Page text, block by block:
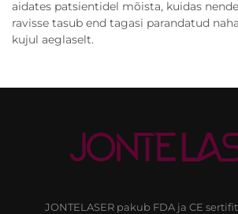
aidates patsientidel mõista, kuidas
ravisse tasub end tagasi parandatud
kujul aeglaselt.
JONTELASER pakub FDA ja CE